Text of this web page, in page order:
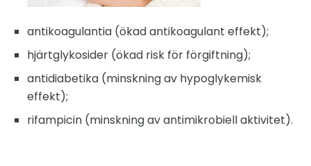
antikoagulantia (ökad antikoagulant effekt);
hjärtglykosider (ökad risk för förgiftning);
antidiabetika (minskning av hypoglykemisk
effekt);
rifampicin (minskning av antimikrobiell aktivitet).